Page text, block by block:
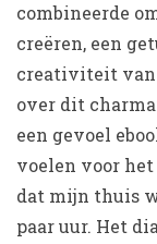
combineerde
creëren, een
creativiteit van
over dit
een gevoel
voelen voor
dat mijn thuis
paar uur. Het